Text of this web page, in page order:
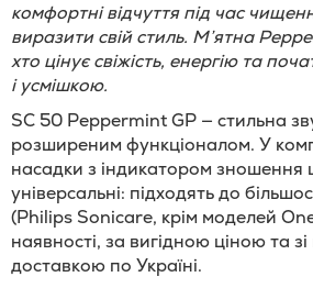
комфортні відчуття під час
виразити свій стиль. М’ятна
хто цінує свіжість, енергію та
і усмішкою.
SC 50 Peppermint GP — стильна
розширеним функціоналом. У
насадки з індикатором
універсальні: підходять до
(Philips Sonicare, крім моделей
наявності, за вигідною ціною та
доставкою по Україні.